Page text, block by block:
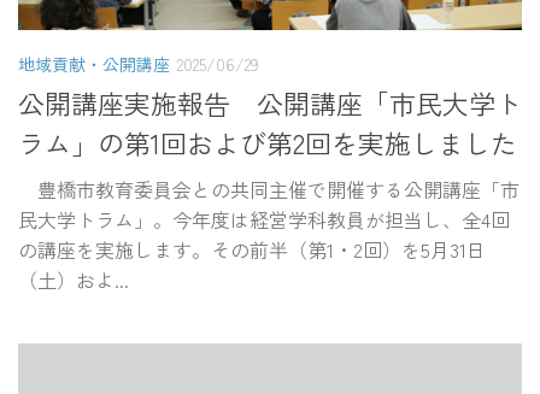
地域貢献・公開講座 2025/06/29
公開講座実施報告 公開講座「市民大学ト
ラム」の第1回および第2回を実施しました
豊橋市教育委員会との共同主催で開催する公開講座「市
民大学トラム」。今年度は経営学科教員が担当し、全4回
の講座を実施します。その前半（第1・2回）を5月31日
（土）およ...